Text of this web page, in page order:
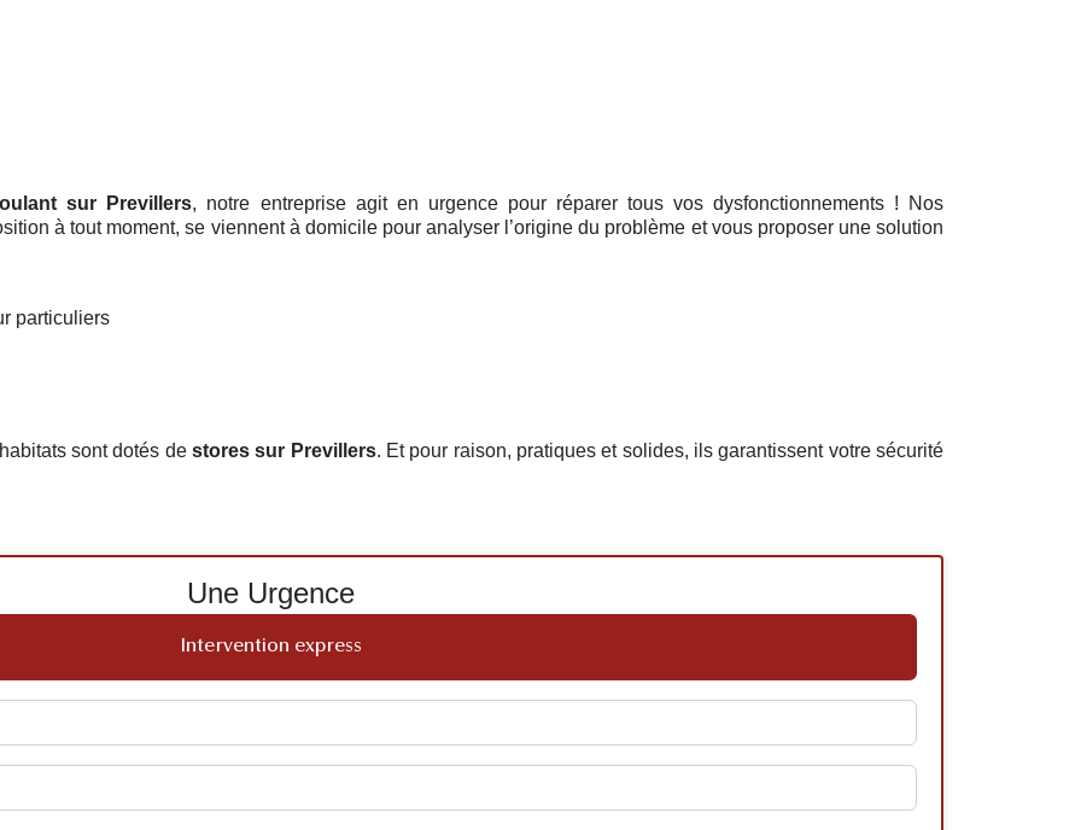
sur Previllers, notre entreprise agit en urgence pour réparer tous vos dysfonctionnements ! Nos
à tout moment, se viennent à domicile pour analyser l’origine du problème et vous proposer une solution
particuliers
sont dotés de stores sur Previllers. Et pour raison, pratiques et solides, ils garantissent votre sécurité
Une Urgence
Intervention express